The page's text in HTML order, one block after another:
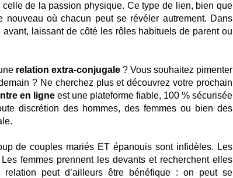
de la passion physique. Ce type de lien, bien que
où chacun peut se révéler autrement. Dans
laissant de côté les rôles habituels de parent ou
relation extra-conjugale ? Vous souhaitez pimenter
? Ne cherchez plus et découvrez votre prochain
en ligne est une plateforme fiable, 100 % sécurisée
discrétion des hommes, des femmes ou bien des
de couples mariés ET épanouis sont infidèles. Les
femmes prennent les devants et recherchent elles
peut d’ailleurs être bénéfique : on peut se